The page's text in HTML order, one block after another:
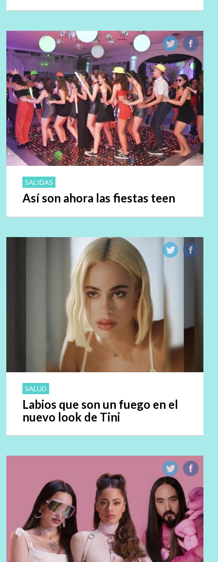
SALIDAS
Así son ahora las fiestas teen
SALUD
Labios que son un fuego en el
nuevo look de Tini